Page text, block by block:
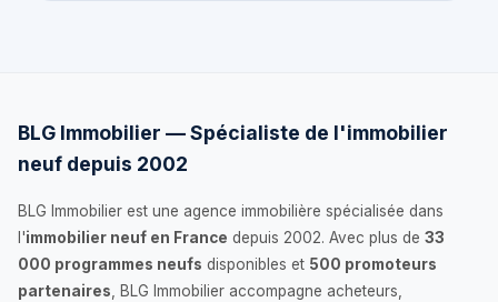
BLG Immobilier — Spécialiste de l'immobilier
neuf depuis 2002
BLG Immobilier est une agence immobilière spécialisée dans
l'immobilier neuf en France depuis 2002. Avec plus de 33
000 programmes neufs disponibles et 500 promoteurs
partenaires , BLG Immobilier accompagne acheteurs,